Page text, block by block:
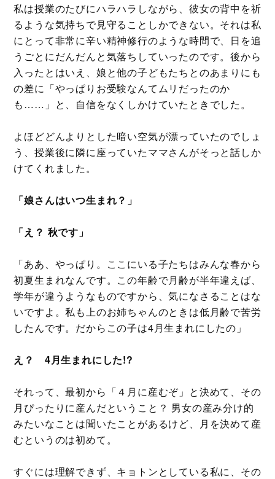
私は授業のたびにハラハラしながら、彼女の背中を祈
るような気持ちで見守ることしかできない。それは私
にとって非常に辛い精神修行のような時間で、日を追
うごとにだんだんと気落ちしていったのです。後から
入ったとはいえ、娘と他の子どもたちとのあまりにも
の差に「やっぱりお受験なんてムリだったのか
も……」と、自信をなくしかけていたときでした。
よほどどんよりとした暗い空気が漂っていたのでしょ
う、授業後に隣に座っていたママさんがそっと話しか
けてくれました。
「娘さんはいつ生まれ？」
「え？ 秋です」
「ああ、やっぱり。ここにいる子たちはみんな春から
初夏生まれなんです。この年齢で月齢が半年違えば、
学年が違うようなものですから、気になさることはな
いですよ。私も上のお姉ちゃんのときは低月齢で苦労
したんです。だからこの子は4月生まれにしたの」
え？ 4月生まれにした!?
それって、最初から「４月に産むぞ」と決めて、その
月ぴったりに産んだということ？ 男女の産み分け的
みたいなことは聞いたことがあるけど、月を決めて産
むというのは初めて。
すぐには理解できず、キョトンとしている私に、その